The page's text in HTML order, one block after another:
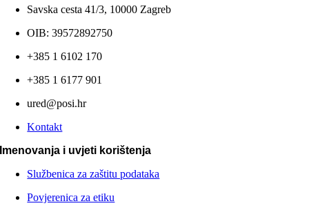
Savska cesta 41/3, 10000 Zagreb
OIB: 39572892750
+385 1 6102 170
+385 1 6177 901
ured@posi.hr
Kontakt
Imenovanja i uvjeti korištenja
Službenica za zaštitu podataka
Povjerenica za etiku